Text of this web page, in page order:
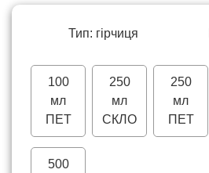
Тип: гірчиця
100
мл
ПЕТ
250
мл
СКЛО
+150
250
мл
ПЕТ
+120
500
+390